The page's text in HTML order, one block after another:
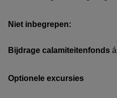
Niet inbegrepen:
Bijdrage calamiteitenfonds
Optionele excursies